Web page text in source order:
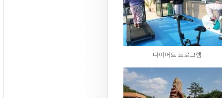
다이어트 프로그램